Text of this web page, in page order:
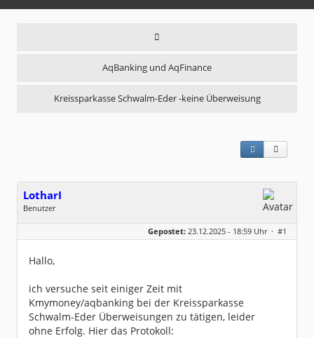
AqBanking und AqFinance
Kreissparkasse Schwalm-Eder -keine Überweisung
LotharI
Benutzer
Geschlecht:
keine Angabe
Dabei seit:
12 / 2025
Gepostet: 23.12.2025 - 18:59 Uhr · #1
Hallo,
ich versuche seit einiger Zeit mit
Kmymoney/aqbanking bei der Kreissparkasse
Schwalm-Eder Überweisungen zu tätigen, leider
ohne Erfolg. Hier das Protokoll: